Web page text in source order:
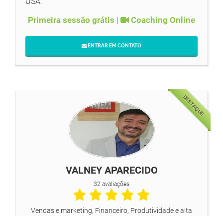
Primeira sessão grátis | Coaching Online
ENTRAR EM CONTATO
DESTAQUE
VALNEY APARECIDO
32 avaliações
Vendas e marketing, Financeiro, Produtividade e alta